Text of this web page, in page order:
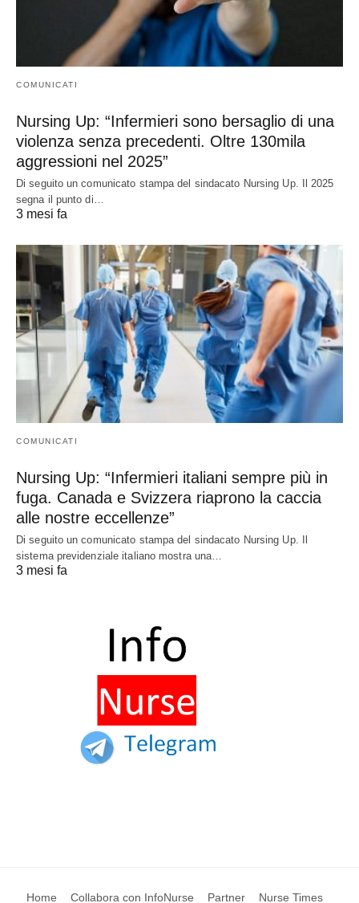
COMUNICATI
Nursing Up: “Infermieri sono bersaglio di una
violenza senza precedenti. Oltre 130mila
aggressioni nel 2025”
Di seguito un comunicato stampa del sindacato Nursing Up. Il 2025
segna il punto di…
3 mesi fa
COMUNICATI
Nursing Up: “Infermieri italiani sempre più in
fuga. Canada e Svizzera riaprono la caccia
alle nostre eccellenze”
Di seguito un comunicato stampa del sindacato Nursing Up. Il
sistema previdenziale italiano mostra una…
3 mesi fa
Home Collabora con InfoNurse Partner Nurse Times